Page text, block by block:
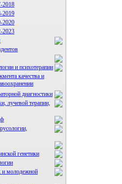
2018
2019
2020
2023
научный кружок
и психотерапии
качества и
диагностики
лучевой терапии,
генетики
и молодежной